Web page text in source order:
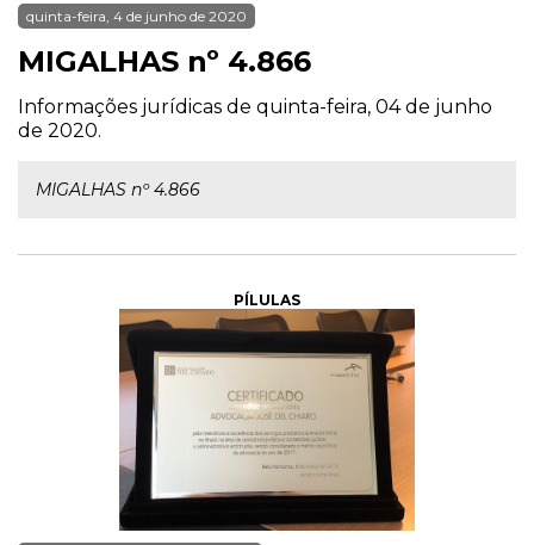
quinta-feira, 4 de junho de 2020
MIGALHAS nº 4.866
Informações jurídicas de quinta-feira, 04 de junho
de 2020.
MIGALHAS nº 4.866
PÍLULAS